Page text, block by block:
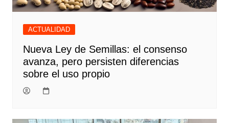
ACTUALIDAD
Nueva Ley de Semillas: el consenso
avanza, pero persisten diferencias
sobre el uso propio